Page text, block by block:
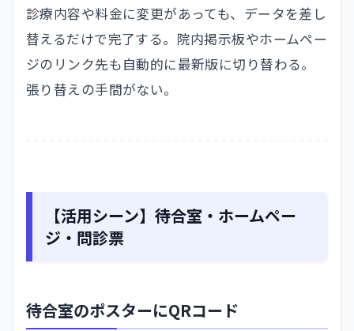
診療内容や料金に変更があっても、データを差し
替えるだけで完了する。院内掲示板やホームペー
ジのリンク先も自動的に最新版に切り替わる。
張り替えの手間がない。
【活用シーン】待合室・ホームペー
ジ・問診票
待合室のポスターにQRコード